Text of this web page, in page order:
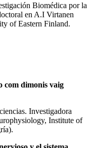
Biomédica por la
en A.I Virtanen
of Eastern Finland.
com dimonis vaig
Investigadora
Institute of